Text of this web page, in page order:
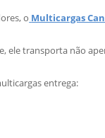
o Multicargas
ele transporta não
entrega: